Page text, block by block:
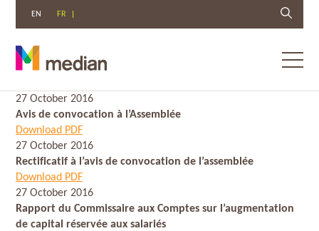
Aller
contenu
EN FR
27 October 2016
Avis de convocation à l’Assemblée
Download PDF
27 October 2016
Rectificatif à l’avis de convocation de l’assemblée
Download PDF
27 October 2016
Rapport du Commissaire aux Comptes sur l’augmentation
de capital réservée aux salariés